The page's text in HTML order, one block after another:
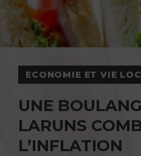
ECONOMIE ET VIE
UNE
LARUNS
L’INFLATION